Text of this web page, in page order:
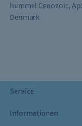
hummel Cenozoic,
Denmark
Service
Informationen